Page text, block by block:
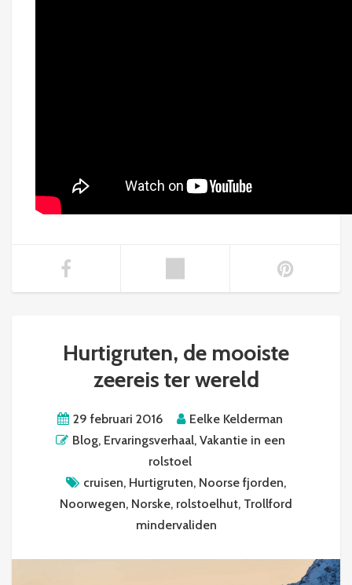
Hurtigruten, de mooiste
zeereis ter wereld
29 februari 2016
Eelke Kelderman
Blog, Ervaringsverhaal, Vakantie in een
rolstoel
cruisen, Hurtigruten, Noorse fjorden,
Noorwegen, Norske, rolstoelhut, Trollford
mindervaliden